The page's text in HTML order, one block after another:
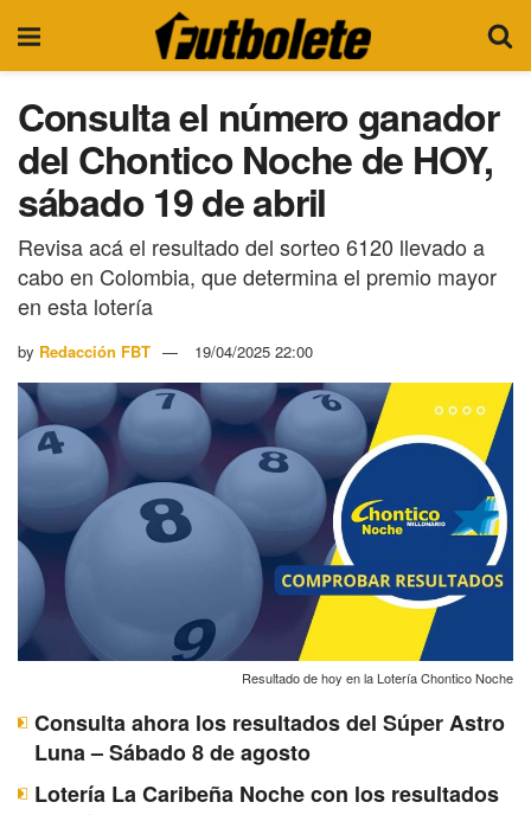
Consulta el número ganador
del Chontico Noche de HOY,
sábado 19 de abril
Revisa acá el resultado del sorteo 6120 llevado a
cabo en Colombia, que determina el premio mayor
en esta lotería
by Redacción FBT 19/04/2025 22:00
Resultado de hoy en la Lotería Chontico Noche
Consulta ahora los resultados del Súper Astro
Luna – Sábado 8 de agosto
Lotería La Caribeña Noche con los resultados